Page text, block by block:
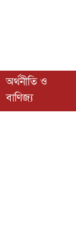
অর্থনীতি ও
বাণিজ্য